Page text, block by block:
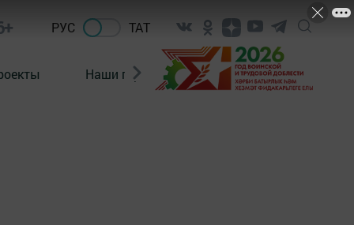
РУС ТАТ
Наши герои Нормативно-правовые